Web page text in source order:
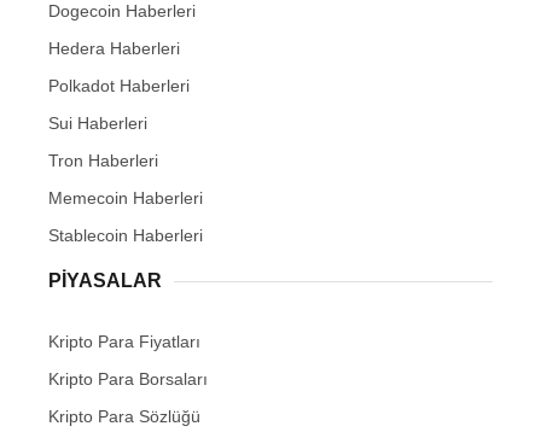
Dogecoin Haberleri
Hedera Haberleri
Polkadot Haberleri
Sui Haberleri
Tron Haberleri
Memecoin Haberleri
Stablecoin Haberleri
PIYASALAR
Kripto Para Fiyatları
Kripto Para Borsaları
Kripto Para Sözlüğü